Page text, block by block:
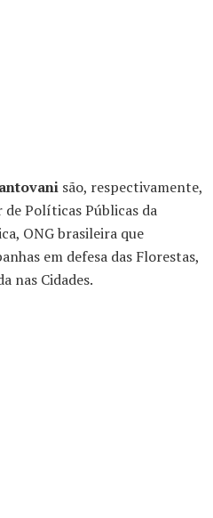
são, respectivamente,
Políticas Públicas da
ONG brasileira que
em defesa das Florestas,
nas Cidades.